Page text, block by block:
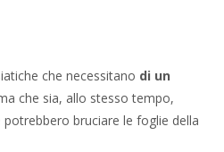
che necessitano di un
che sia, allo stesso tempo,
bruciare le foglie della